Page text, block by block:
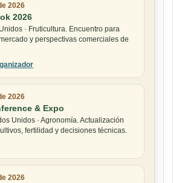
2026
2026
· Fruticultura. Encuentro para
y perspectivas comerciales de
2026
& Expo
Unidos · Agronomía. Actualización
fertilidad y decisiones técnicas.
2026